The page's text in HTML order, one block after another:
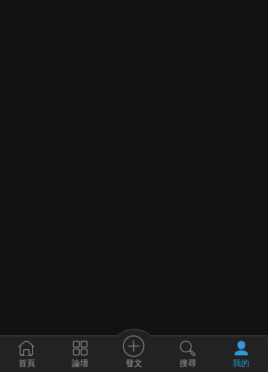
首頁 論壇 發文 搜尋 我的